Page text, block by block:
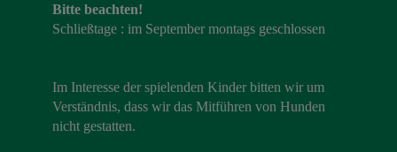
Bitte beachten!
Schließtage : im September montags geschlossen
Im Interesse der spielenden Kinder bitten wir um
Verständnis, dass wir das Mitführen von Hunden
nicht gestatten.